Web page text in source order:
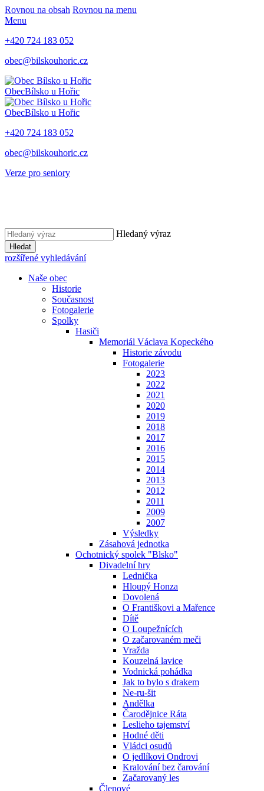
Rovnou na obsah Rovnou na menu
Menu
+420 724 183 052
obec@bilskouhoric.cz
ObecBílsko u Hořic
ObecBílsko u Hořic
+420 724 183 052
obec@bilskouhoric.cz
Verze pro seniory
Hledaný výraz
Hledat
rozšířené vyhledávání
Naše obec
Historie
Současnost
Fotogalerie
Spolky
Hasiči
Memoriál Václava Kopeckého
Historie závodu
Fotogalerie
2023
2022
2021
2020
2019
2018
2017
2016
2015
2014
2013
2012
2011
2009
2007
Výsledky
Zásahová jednotka
Ochotnický spolek "Blsko"
Divadelní hry
Lednička
Hloupý Honza
Dovolená
O Františkovi a Mařence
Dítě
O Loupežnících
O začarovaném meči
Vražda
Kouzelná lavice
Vodnická pohádka
Jak to bylo s drakem
Ne-ru-šit
Andělka
Čarodějnice Ráta
Leslieho tajemství
Hodné děti
Vládci osudů
O jedlíkovi Ondrovi
Kralování bez čarování
Začarovaný les
Členové